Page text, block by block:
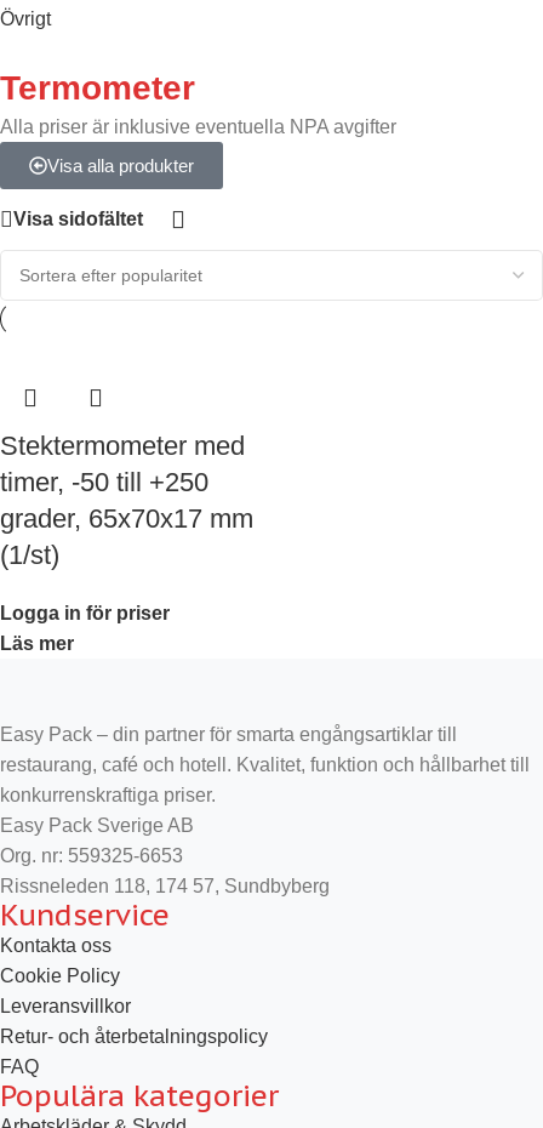
Övrigt
Termometer
Alla priser är inklusive eventuella NPA avgifter
Visa alla produkter
Visa sidofältet
Stektermometer med
timer, -50 till +250
grader, 65x70x17 mm
(1/st)
Logga in för priser
Läs mer
Easy Pack – din partner för smarta engångsartiklar till
restaurang, café och hotell. Kvalitet, funktion och hållbarhet till
konkurrenskraftiga priser.
Easy Pack Sverige AB
Org. nr: 559325-6653
Rissneleden 118, 174 57, Sundbyberg
Kundservice
Kontakta oss
Cookie Policy
Leveransvillkor
Retur- och återbetalningspolicy
FAQ
Populära kategorier